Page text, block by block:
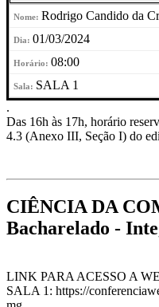
Rodrigo Candido da
01/03/2024
08:00
SALA 1
.
Das 16h às 17h, horário
4.3 (Anexo III, Seção I) do
CIÊNCIA DA
Bacharelado -
LINK PARA ACESSO A
SALA 1: https://